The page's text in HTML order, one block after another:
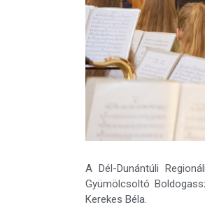
A Dél-Dunántúli
Gyümölcsoltó
Kerekes Béla.